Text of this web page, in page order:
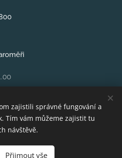
zajistili správné fungování a
Tím vám můžeme zajistit tu
návštěvě.
Přijmout vše